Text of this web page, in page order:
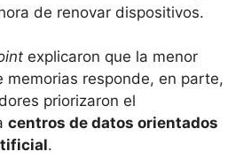
de renovar dispositivos.
explicaron que la menor
memorias responde, en parte,
priorizaron el
centros de datos orientados
.